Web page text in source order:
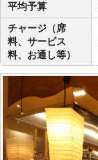
平均予算
チャージ（席
料、サービス
料、お通し等）